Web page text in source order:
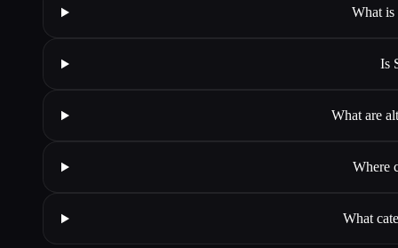
What is
Is
What are
Where
What